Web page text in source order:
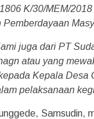
K/30/MEM/
juga dari PT
atau yang
Kepala Desa
pelaksanaan
Samsudin,